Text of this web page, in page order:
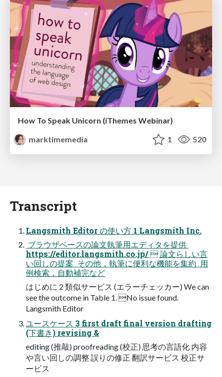
How To Speak Unicorn (iThemes Webinar)
marktimemedia
1 520
Transcript
Langsmith Editor の使い方 1 Langsmith Inc.
 ブラウザベースの論文執筆用エディタを提供 
https://editor.langsmith.co.jp/  論文らしい言
い回しの提案  その他，執筆に便利な機能を集約  用
例検索，自動補完など
はじめに 2 類似サービス (エラーチェッカー) We can
see the outcome in Table 1. No issue found.
Langsmith Editor
ユースケース 3 first draft final version drafting
(下書き) revising &
editing (推敲) proofreading (校正) 思考の言語化 内容
や言い回しの調整 誤りの修正 翻訳サービス 校正サ
ービス